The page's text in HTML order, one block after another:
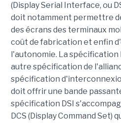
(Display Serial Interface, ou
doit notamment permettre
des écrans des terminaux
coût de fabrication et enfin
l'autonomie. La spécification
autre spécification de
spécification
doit offrir une bande
spécification DSI
DCS (Display Command Set)